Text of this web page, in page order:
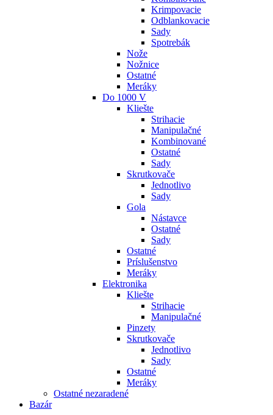
Krimpovacie
Odblankovacie
Sady
Spotrebák
Nože
Nožnice
Ostatné
Meráky
Do 1000 V
Kliešte
Strihacie
Manipulačné
Kombinované
Ostatné
Sady
Skrutkovače
Jednotlivo
Sady
Gola
Nástavce
Ostatné
Sady
Ostatné
Príslušenstvo
Meráky
Elektronika
Kliešte
Strihacie
Manipulačné
Pinzety
Skrutkovače
Jednotlivo
Sady
Ostatné
Meráky
Ostatné nezaradené
Bazár